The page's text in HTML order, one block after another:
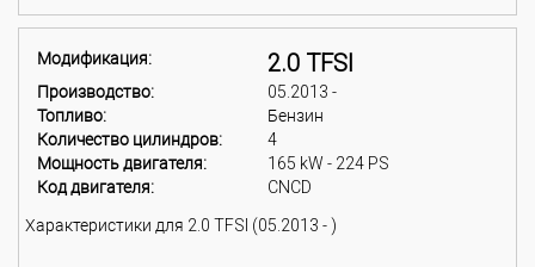
Модификация: 2.0 TFSI
Производство:
05.2013 -
Топливо:
Бензин
Количество цилиндров:
4
Мощность двигателя:
165 kW - 224 PS
Код двигателя:
CNCD
Характеристики для 2.0 TFSI (05.2013 - )